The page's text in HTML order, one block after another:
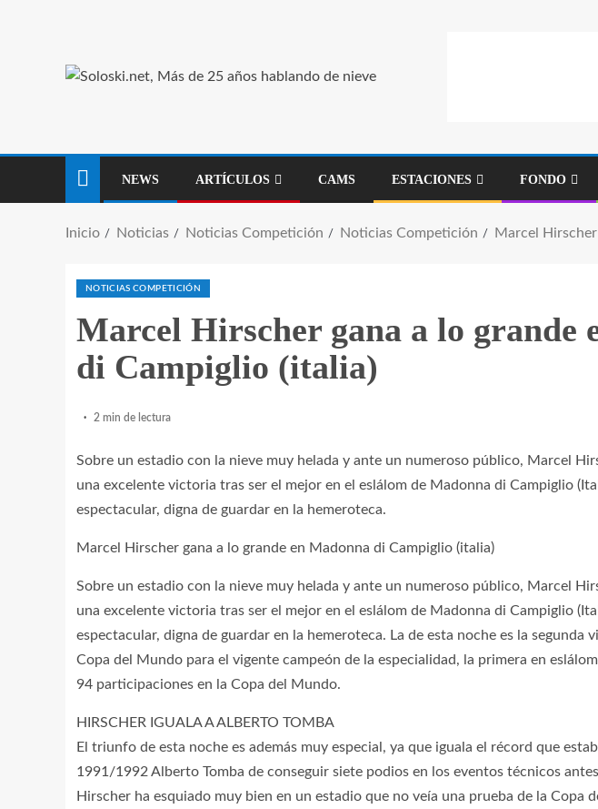
NEWS ARTÍCULOS CAMS ESTACIONES FONDO
Inicio Noticias Noticias Competición Noticias Competición Marcel
NOTICIAS COMPETICIÓN
Marcel Hirscher gana a lo grande
di Campiglio (italia)
2 min de lectura
Sobre un estadio con la nieve muy helada y ante un numeroso público, Marcel
una excelente victoria tras ser el mejor en el eslálom de Madonna di Campiglio
espectacular, digna de guardar en la hemeroteca.
Marcel Hirscher gana a lo grande en Madonna di Campiglio (italia)
Sobre un estadio con la nieve muy helada y ante un numeroso público, Marcel
una excelente victoria tras ser el mejor en el eslálom de Madonna di Campiglio
espectacular, digna de guardar en la hemeroteca. La de esta noche es la segunda
Copa del Mundo para el vigente campeón de la especialidad, la primera en
94 participaciones en la Copa del Mundo.
HIRSCHER IGUALA A ALBERTO TOMBA
El triunfo de esta noche es además muy especial, ya que iguala el récord que
1991/1992 Alberto Tomba de conseguir siete podios en los eventos técnicos
Hirscher ha esquiado muy bien en un estadio que no veía una prueba de la Copa